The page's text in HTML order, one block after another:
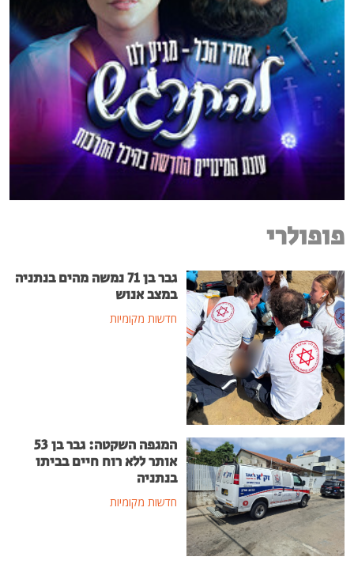
פופולרי
גבר בן 71 נמשה מהים בנתניה
במצב אנוש
חדשות מקומיות
המגפה השקטה: גבר בן 53
אותר ללא רוח חיים בביתו
בנתניה
חדשות מקומיות